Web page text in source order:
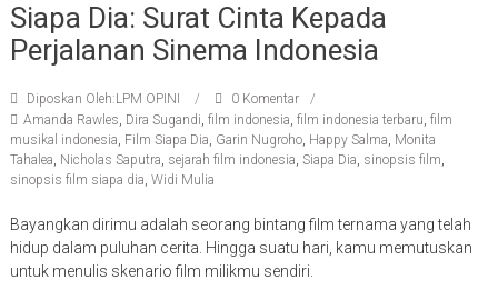
Siapa Dia: Surat Cinta Kepada
Perjalanan Sinema Indonesia
Diposkan Oleh:LPM OPINI
0 Komentar
Amanda Rawles, Dira Sugandi, film indonesia, film indonesia terbaru, film
musikal indonesia, Film Siapa Dia, Garin Nugroho, Happy Salma, Monita
Tahalea, Nicholas Saputra, sejarah film indonesia, Siapa Dia, sinopsis film,
sinopsis film siapa dia, Widi Mulia
Bayangkan dirimu adalah seorang bintang film ternama yang telah
hidup dalam puluhan cerita. Hingga suatu hari, kamu memutuskan
untuk menulis skenario film milikmu sendiri.